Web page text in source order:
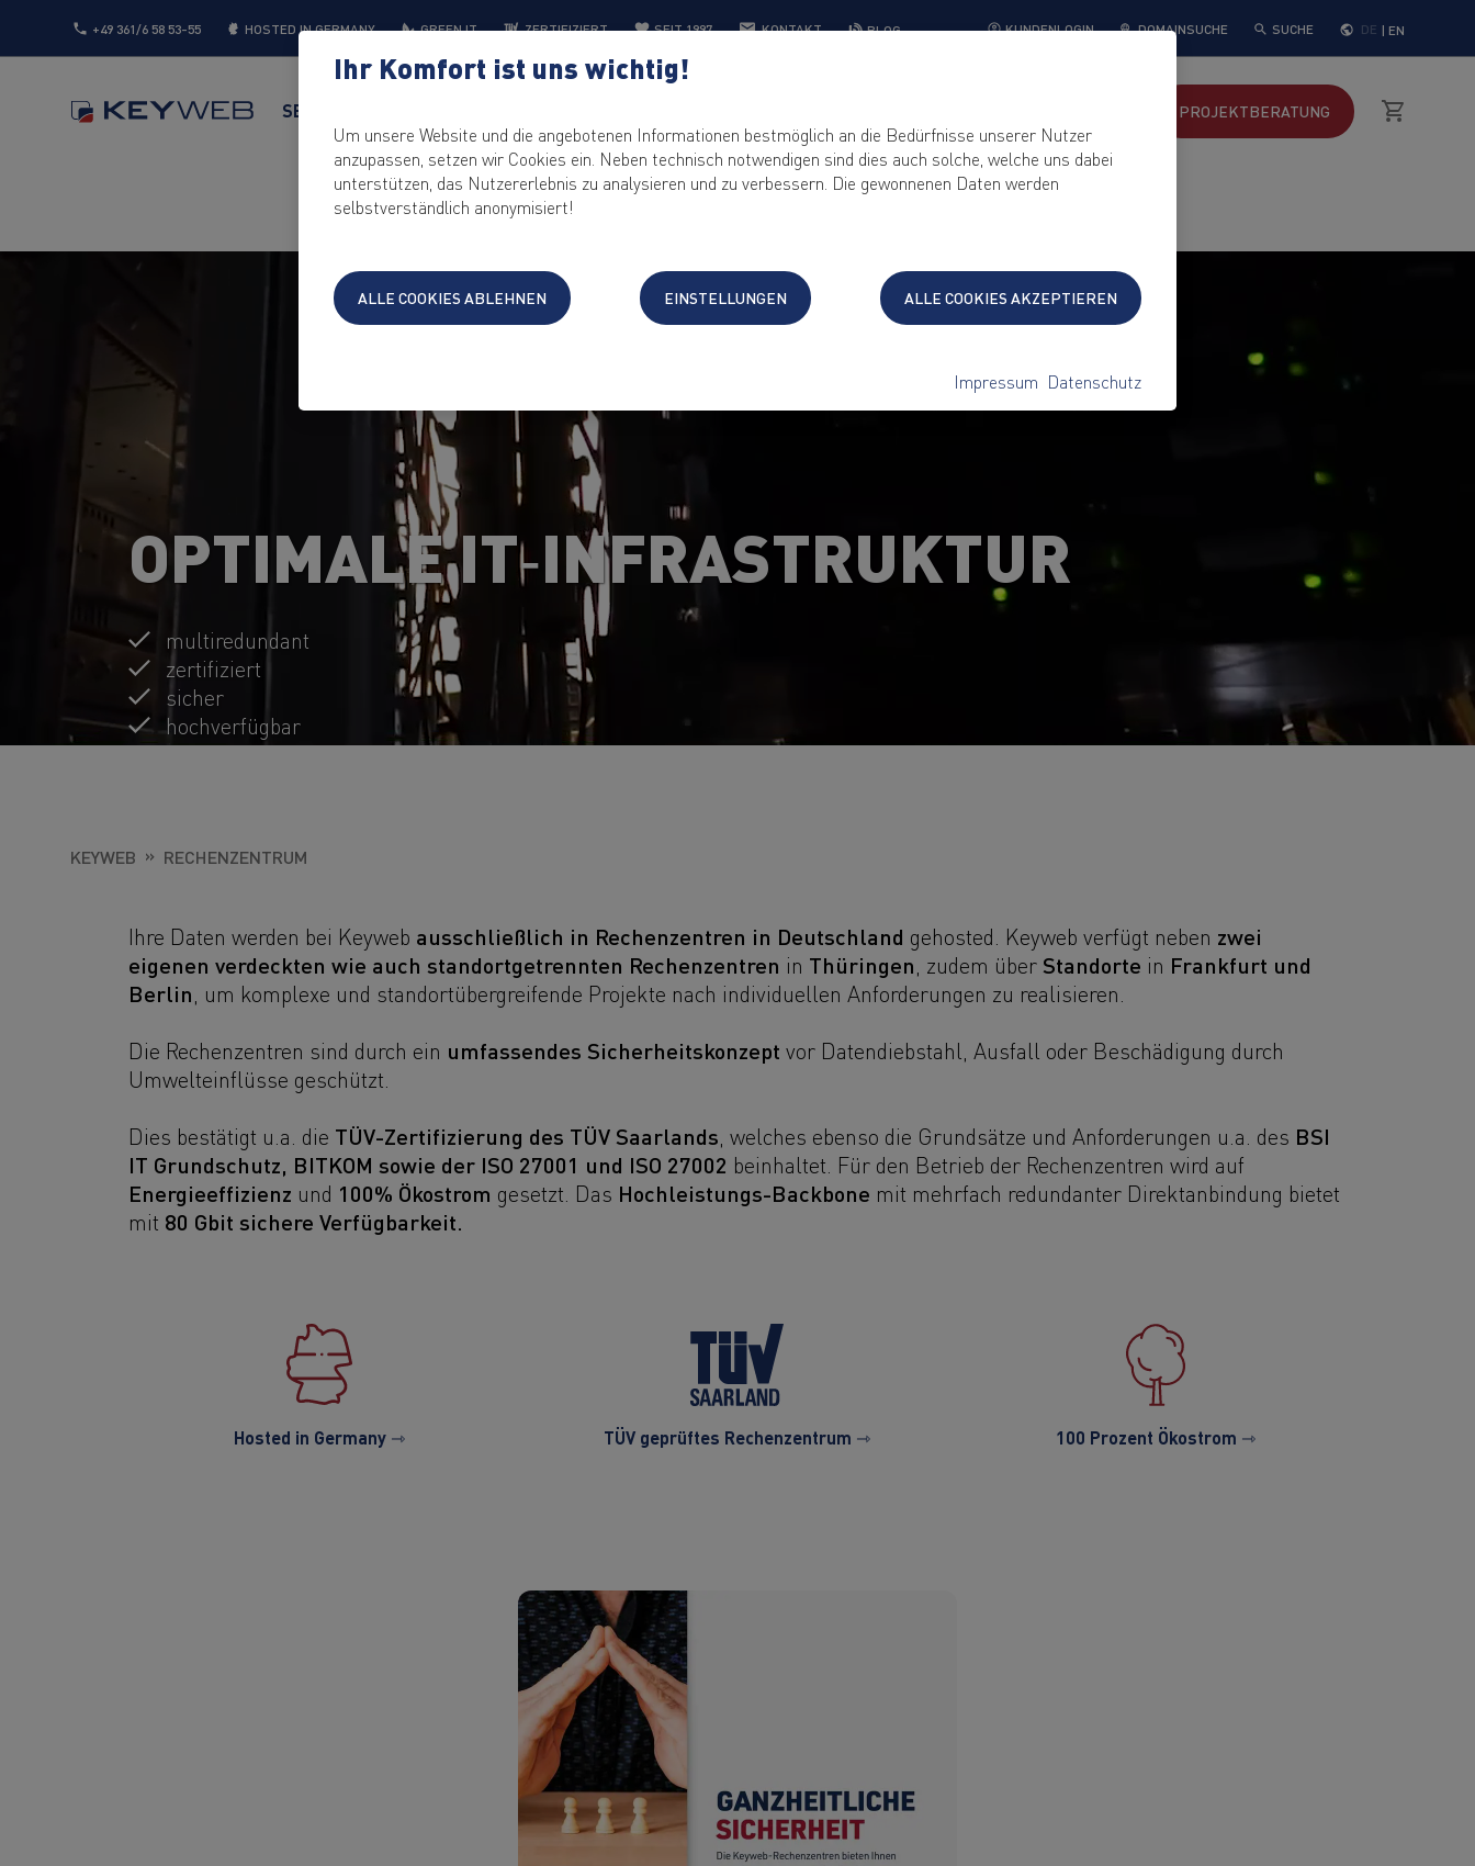
+49 361/6 58 53-55 HOSTED IN GERMANY GREEN IT ZERTIFIZIERT SEIT 1997 KONTAKT BLOG KUNDENLOGIN DOMAINSUCHE SUCHE DE | EN
SERVER PROJEKTBERATUNG
OPTIMALE IT‑INFRASTRUKTUR
multiredundant
zertifiziert
sicher
hochverfügbar
KEYWEB RECHENZENTRUM
Ihre Daten werden bei Keyweb ausschließlich in Rechenzentren in Deutschland gehosted. Keyweb verfügt neben zwei
eigenen verdeckten wie auch standortgetrennten Rechenzentren in Thüringen , zudem über Standorte in Frankfurt und
Berlin , um komplexe und standortübergreifende Projekte nach individuellen Anforderungen zu realisieren.
Die Rechenzentren sind durch ein umfassendes Sicherheitskonzept vor Datendiebstahl, Ausfall oder Beschädigung durch
Umwelteinflüsse geschützt.
Dies bestätigt u.a. die TÜV-Zertifizierung des TÜV Saarlands , welches ebenso die Grundsätze und Anforderungen u.a. des BSI
IT Grundschutz, BITKOM sowie der ISO 27001 und ISO 27002 beinhaltet. Für den Betrieb der Rechenzentren wird auf
Energieeffizienz und 100% Ökostrom gesetzt. Das Hochleistungs-Backbone mit mehrfach redundanter Direktanbindung bietet
mit 80 Gbit sichere Verfügbarkeit.
Hosted in Germany ⇾ TÜV geprüftes Rechenzentrum ⇾ 100 Prozent Ökostrom ⇾
Ihr Komfort ist uns wichtig!
Um unsere Website und die angebotenen Informationen bestmöglich an die Bedürfnisse unserer Nutzer
anzupassen, setzen wir Cookies ein. Neben technisch notwendigen sind dies auch solche, welche uns dabei
unterstützen, das Nutzererlebnis zu analysieren und zu verbessern. Die gewonnenen Daten werden
selbstverständlich anonymisiert!
ALLE COOKIES ABLEHNEN EINSTELLUNGEN ALLE COOKIES AKZEPTIEREN
Impressum Datenschutz